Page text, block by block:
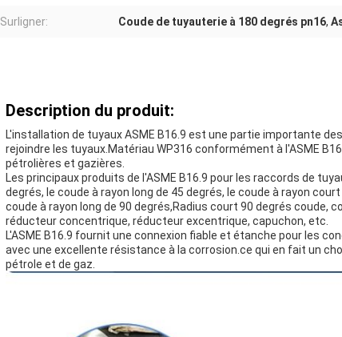
Surligner: Coude de tuyauterie à 180 degrés pn16,
Description du produit:
L'installation de tuyaux ASME B16.9 est une partie importante
rejoindre les tuyaux.Matériau WP316 conformément à l'ASME
pétrolières et gazières.
Les principaux produits de l'ASME B16.9 pour les raccords de
degrés, le coude à rayon long de 45 degrés, le coude à rayon
coude à rayon long de 90 degrés,Radius court 90 degrés coude,
réducteur concentrique, réducteur excentrique, capuchon, etc.
L'ASME B16.9 fournit une connexion fiable et étanche pour les
avec une excellente résistance à la corrosion.ce qui en fait un
pétrole et de gaz.